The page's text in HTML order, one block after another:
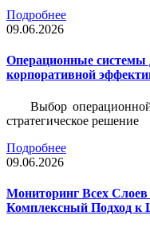
Подробнее
09.06.2026
Операционные системы
корпоративной
Выбор
стратегическое решение
Подробнее
09.06.2026
Мониторинг Всех
Комплексный Подход к